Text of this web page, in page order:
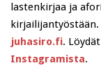
lastenkirjaa ja
kirjailijantyöstään.
juhasiro.fi.
Instagramista.